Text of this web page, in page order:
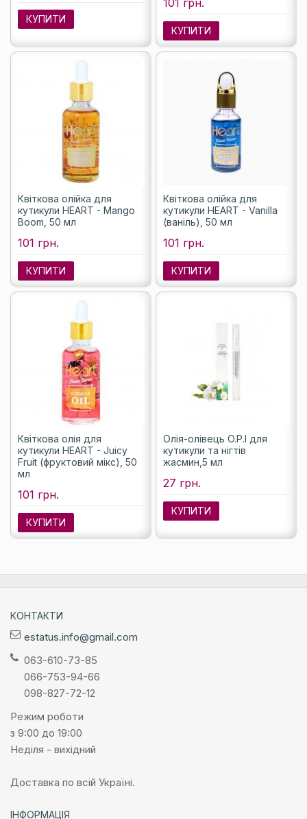
КУПИТИ
101 грн.
КУПИТИ
Квіткова олійка для
кутикули HEART - Mango
Boom, 50 мл
101 грн.
КУПИТИ
Квіткова олійка для
кутикули HEART - Vanilla
(ваніль), 50 мл
101 грн.
КУПИТИ
Квіткова олія для
кутикули HEART - Juicy
Fruit (фруктовий мікс), 50
мл
101 грн.
КУПИТИ
Олія-олівець O.P.I для
кутикули та нігтів
жасмин,5 мл
27 грн.
КУПИТИ
КОНТАКТИ
estatus.info@gmail.com
063-610-73-85
066-753-94-66
098-827-72-12
Режим роботи
з 9:00 до 19:00
Неділя - вихідний
Доставка по всій Україні.
ІНФОРМАЦІЯ